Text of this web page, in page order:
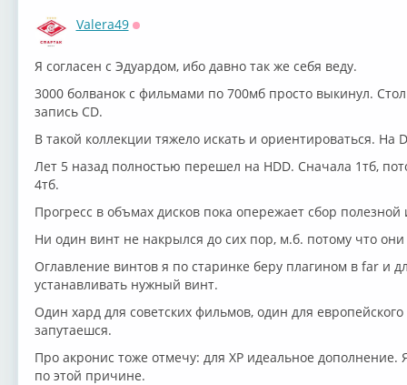
Valera49
Я согласен с Эдуардом, ибо давно так же себя веду.
3000 болванок с фильмами по 700мб просто выкинул.
запись CD.
В такой коллекции тяжело искать и ориентироваться. На
Лет 5 назад полностью перешел на HDD. Сначала 1тб,
4тб.
Прогресс в объмах дисков пока опережает сбор
Ни один винт не накрылся до сих пор, м.б. потому что
Оглавление винтов я по старинке беру плагином в far и
устанавливать нужный винт.
Один хард для советских фильмов, один для
запутаешся.
Про акронис тоже отмечу: для ХР идеальное
по этой причине.